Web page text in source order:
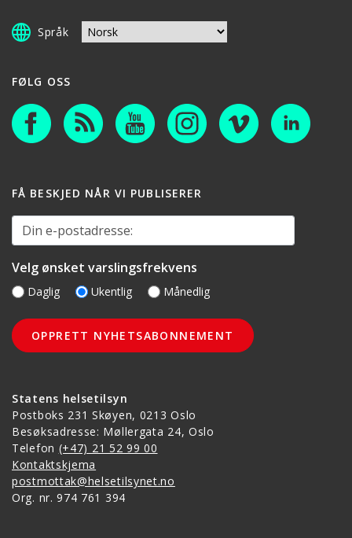
Språk
Statens helsetilsyn
Postboks 231 Skøyen, 0213 Oslo
Besøksadresse: Møllergata 24, Oslo
Telefon (+47) 21 52 99 00
Kontaktskjema
postmottak@helsetilsynet.no
Org. nr. 974 761 394
FØLG OSS
FÅ BESKJED NÅR VI PUBLISERER
Din e-postadresse:
Velg ønsket varslingsfrekvens
Daglig Ukentlig Månedlig